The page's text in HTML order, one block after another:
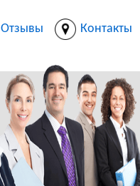
Отзывы Контакты